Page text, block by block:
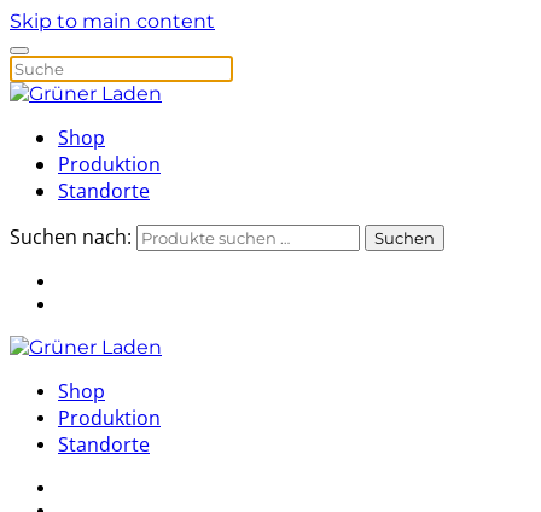
Skip to main content
Shop
Produktion
Standorte
Suchen nach:
Suchen
Shop
Produktion
Standorte